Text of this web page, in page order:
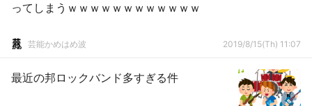
ってしまうｗｗｗｗｗｗｗｗｗｗｗｗ
芸能かめはめ波 2019/8/15(Th) 11:07
最近の邦ロックバンド多すぎる件